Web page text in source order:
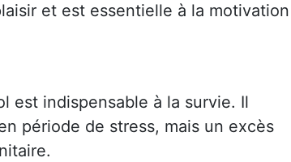
et est essentielle à la motivation
est indispensable à la survie. Il
période de stress, mais un excès